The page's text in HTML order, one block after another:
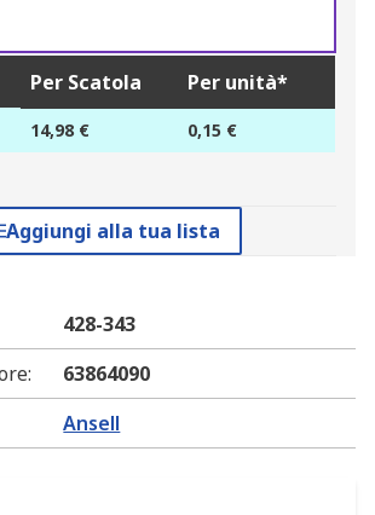
Per Scatola Per unità*
14,98 € 0,15 €
Aggiungi alla tua lista
428-343
:
63864090
Ansell